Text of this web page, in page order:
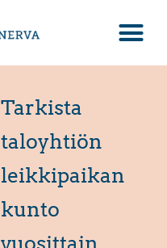
Tarkista
taloyhtiön
leikkipaikan
kunto